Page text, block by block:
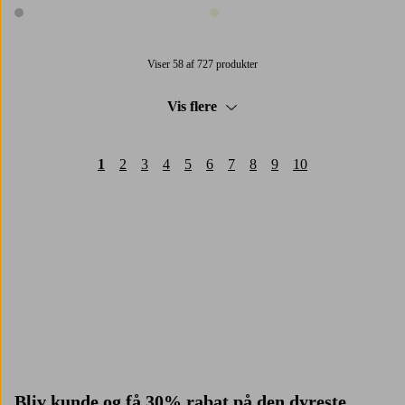
1 farve
Viser 58 af 727 produkter
Vis flere
1 2 3 4 5 6 7 8 9 10
Bliv kunde og få 30% rabat på den dyreste